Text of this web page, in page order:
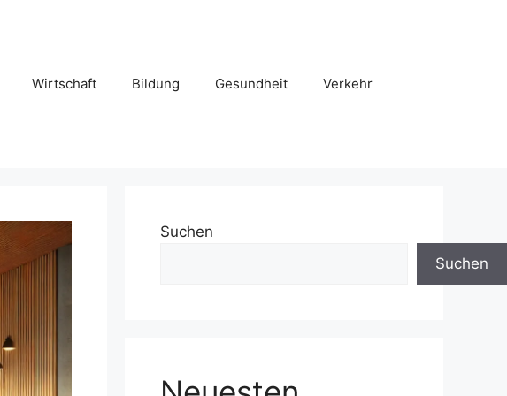
Wirtschaft Bildung Gesundheit Verkehr
Suchen
Suchen